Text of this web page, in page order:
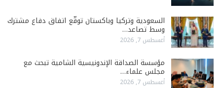
السعودية وتركيا وباكستان توقّع اتفاق دفاع مشترك
وسط تصاعد…
أغسطس 7, 2026
مؤسسة الصداقة الإندونيسية الشامية تبحث مع
مجلس علماء…
أغسطس 7, 2026